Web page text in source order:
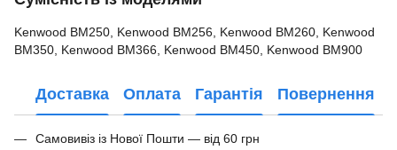
Kenwood BM250, Kenwood BM256, Kenwood BM260, Kenwood
BM350, Kenwood BM366, Kenwood BM450, Kenwood BM900
Доставка Оплата Гарантія Повернення
Самовивіз із Нової Пошти — від 60 грн